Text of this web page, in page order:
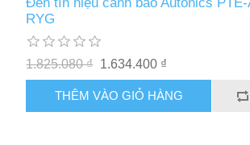
RYG
1.825.080 ₫ 1.634.400 ₫
THÊM VÀO GIỎ HÀNG